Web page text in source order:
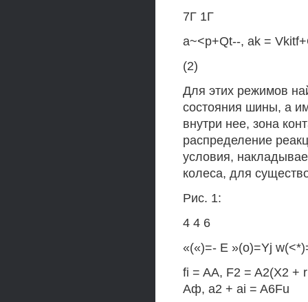
7Г 1Г
a~<p+Qt--, ak =
(2)
Для этих режимов
состояния шины, а
внутри нее, зона
распределение
условия,
колеса, для
Рис. 1:
4 4 6
«(«)=- Е »(о)=Yj
fi = AA, F2 = A2(X2
Аф, a2 + ai = A6Fu